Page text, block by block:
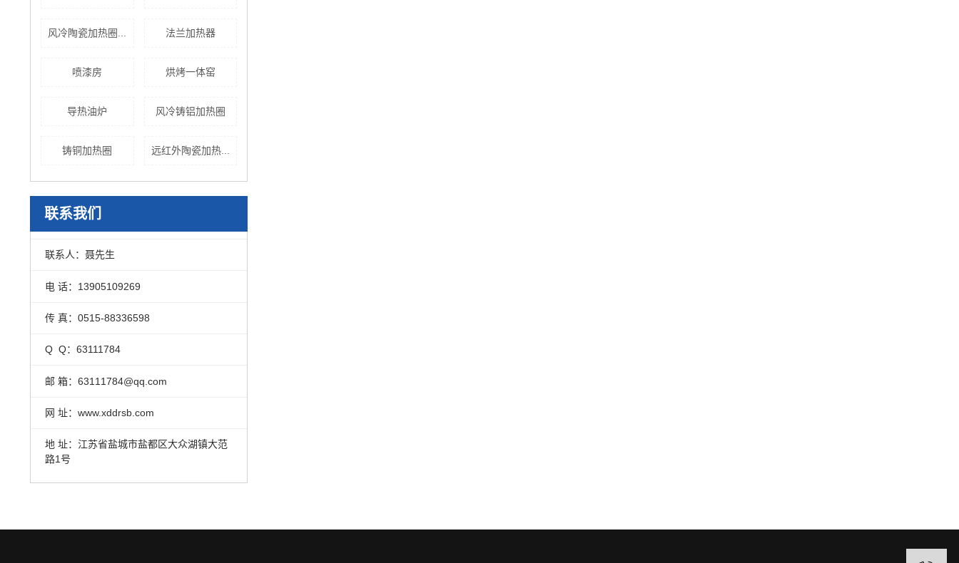
风冷陶瓷加热圈... 法兰加热器
喷漆房 烘烤一体窑
导热油炉 风冷铸铝加热圈
铸铜加热圈 远红外陶瓷加热...
联系我们
联系人：聂先生
电 话：13905109269
传 真：0515-88336598
Q Q：63111784
邮 箱：63111784@qq.com
网 址：www.xddrsb.com
地 址：江苏省盐城市盐都区大众湖镇大范
路1号